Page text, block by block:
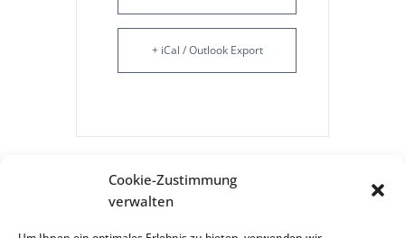
Cookie-Zustimmung
verwalten
+ iCal / Outlook Export
Tags: BILDUNG , GESUNDHEIT
INFORMATION